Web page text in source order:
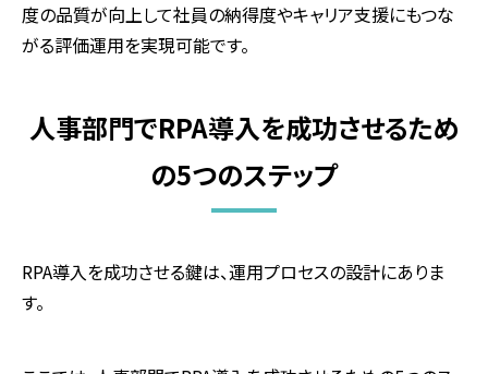
度の品質が向上して社員の納得度やキャリア支援にもつな
がる評価運用を実現可能です。
人事部門でRPA導入を成功させるため
の5つのステップ
RPA導入を成功させる鍵は、運用プロセスの設計にありま
す。